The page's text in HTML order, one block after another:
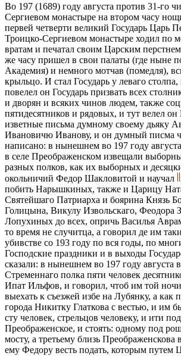
Во 197 (1689) году августа против 31-го
Сергиевом монастыре на втором часу
первей четверти великий Государь Царь
Троицко-Сергиевом монастыре ходил по
вратам и печатал своим Царским
же часу пришел в свои палаты (где ныне
Академия) и немного мотчав (помедля),
крыльцо. И стал Государь у леваго
повелел он Государь призвать всех
и дворян и всяких чинов людем, также
пятидесятников и рядовых, и тут велел он
изветные письма думному своему дьяку
Ивановичю Иванову, и он думный писма
написано: в нынешнем во 197 году
в селе Преображенском извещали
разных полков, как их выборных и
окольничий Федор Шакловитой и научал
побить Нарышкиных, также и Царицу
Святейшаго Патриарха и боярина Князь
Голицына, Викулу Извольскаго, Феодора
Лопухиных до всех, опричь Василья
то время не случитца, а говорил де им
убивстве со 193 году по вся годы, по
Господские праздники и в выходы
сказали: в нынешнем во 197 году августа
Стременнаго полка пяти человек
Ипат Ильфов, и говорил, чтоб им той
выехать к съезжей избе на Лубянку, а как
города Никитку Глаткова с вестью, и им
сту человек, стрельцов человеку, и ити
Преображенское, и стоять: одному под
мосту, а третьему близь Преображенскова
ему Федору весть подать, которым путем